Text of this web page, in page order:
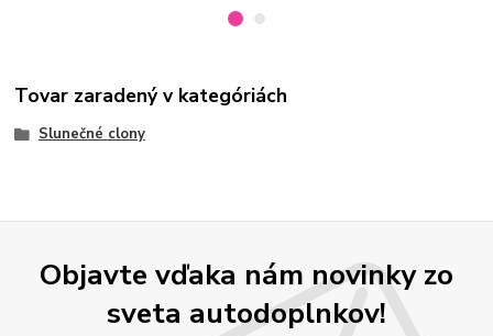
Tovar zaradený v kategóriách
Slunečné clony
Objavte vďaka nám novinky zo
sveta autodoplnkov!